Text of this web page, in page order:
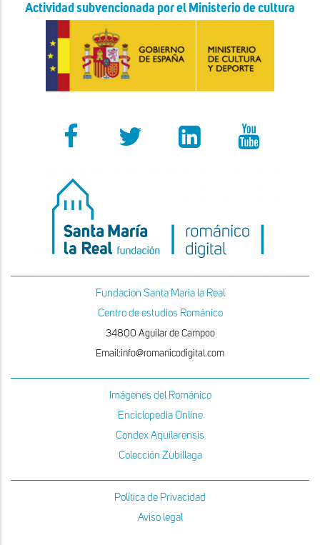
Actividad subvencionada por el Ministerio de cultura
Fundacion Santa Maria la Real
Centro de estudios Románico
34800 Aguilar de Campoo
Email:info@romanicodigital.com
Imágenes del Románico
Enciclopedia Online
Condex Aquilarensis
Colección Zubillaga
Política de Privacidad
Aviso legal